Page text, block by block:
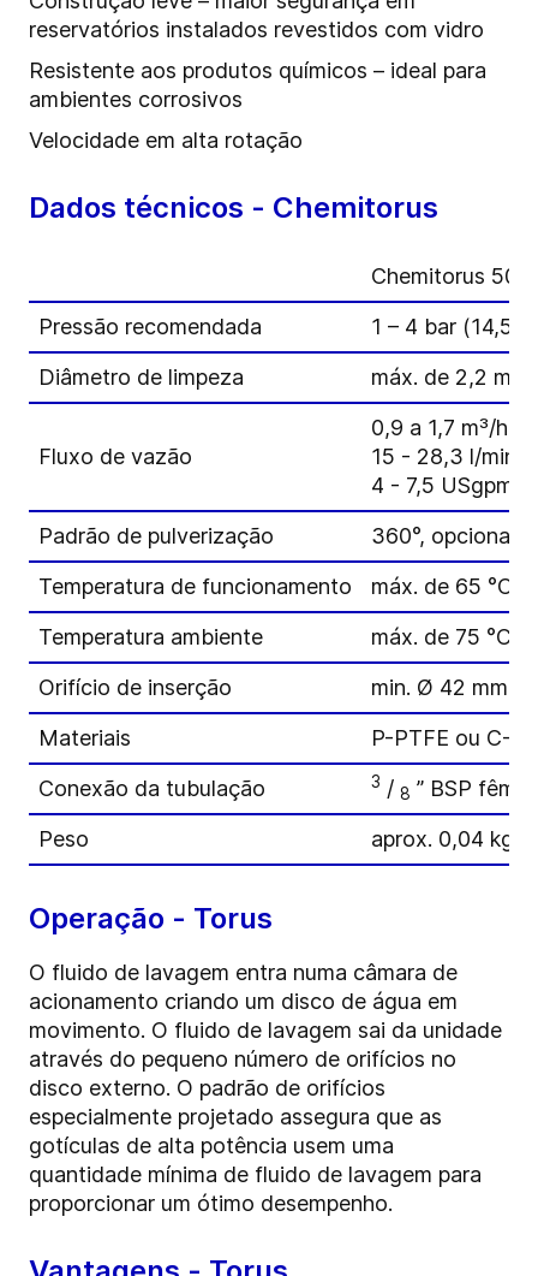
reservatórios instalados revestidos com vidro
Resistente aos produtos químicos – ideal para
ambientes corrosivos
Velocidade em alta rotação
Dados técnicos - Chemitorus
Chemitorus 50
Pressão recomendada
1 – 4 bar (14,5 -
Diâmetro de limpeza
máx. de 2,2 m
Fluxo de vazão
0,9 a 1,7 m³/h
15 - 28,3 l/min
4 - 7,5 USgpm
Padrão de pulverização
360°, opcional
Temperatura de funcionamento
máx. de 65 °C
Temperatura ambiente
máx. de 75 °C
Orifício de inserção
min. Ø 42 mm
Materiais
P-PTFE ou C-
Conexão da tubulação
3 / 8 ” BSP
Peso
aprox. 0,04 kg
Operação - Torus
O fluido de lavagem entra numa câmara de
acionamento criando um disco de água em
movimento. O fluido de lavagem sai da unidade
através do pequeno número de orifícios no
disco externo. O padrão de orifícios
especialmente projetado assegura que as
gotículas de alta potência usem uma
quantidade mínima de fluido de lavagem para
proporcionar um ótimo desempenho.